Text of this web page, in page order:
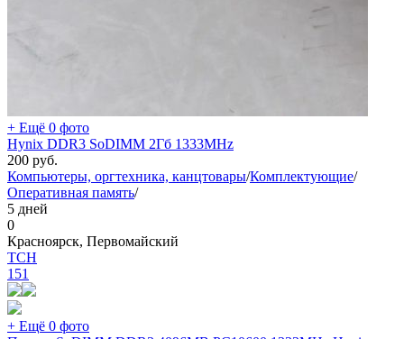
+ Ещё 0 фото
Hynix DDR3 SoDIMM 2Гб 1333MHz
200 руб.
Компьютеры, оргтехника, канцтовары/Комплектующие/
Оперативная память/
5 дней
0
Красноярск, Первомайский
TCH
151
+ Ещё 0 фото